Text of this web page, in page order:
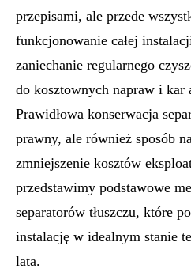
przepisami, ale przede
funkcjonowanie całej
zaniechanie regularnego
do kosztownych napraw i kar
Prawidłowa konserwacja
prawny, ale również sposób
zmniejszenie kosztów
przedstawimy podstawowe
separatorów tłuszczu, które
instalację w idealnym stanie
lata.